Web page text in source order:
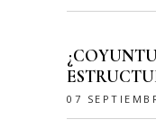
07